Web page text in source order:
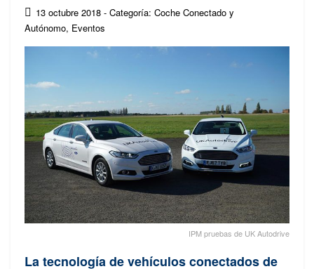
13 octubre 2018 - Categoría: Coche Conectado y
Autónomo, Eventos
IPM pruebas de UK Autodrive
La tecnología de vehículos conectados de